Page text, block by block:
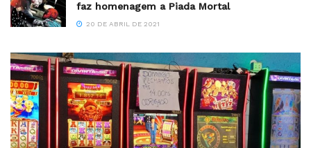
faz homenagem a Piada Mortal
20 DE ABRIL DE 2021